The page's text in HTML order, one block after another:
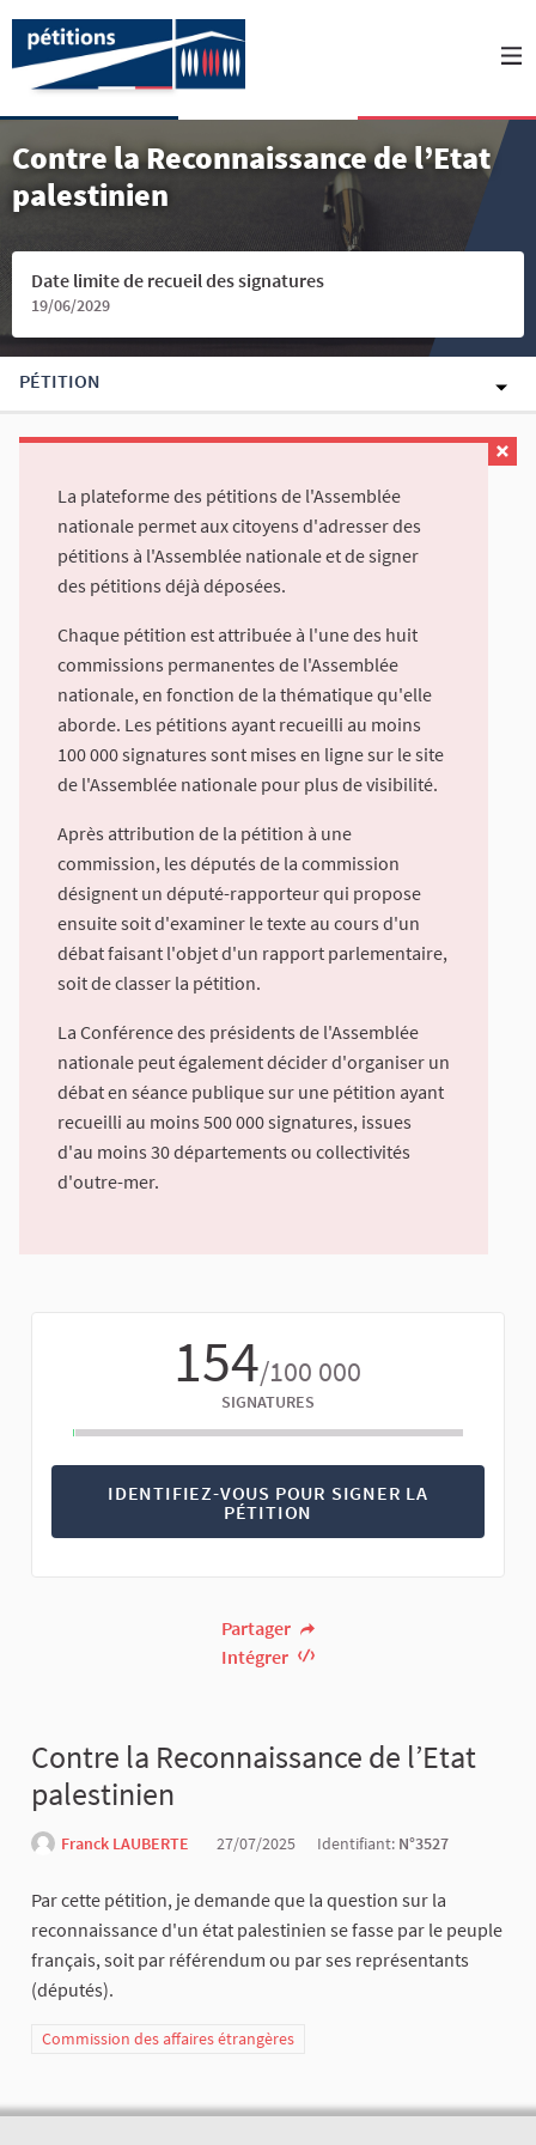
Contre la Reconnaissance de l’Etat
palestinien
Date limite de recueil des signatures
19/06/2029
PÉTITION
La plateforme des pétitions de l'Assemblée
nationale permet aux citoyens d'adresser des
pétitions à l'Assemblée nationale et de signer
des pétitions déjà déposées.
Chaque pétition est attribuée à l'une des huit
commissions permanentes de l'Assemblée
nationale, en fonction de la thématique qu'elle
aborde. Les pétitions ayant recueilli au moins
100 000 signatures sont mises en ligne sur le site
de l'Assemblée nationale pour plus de visibilité.
Après attribution de la pétition à une
commission, les députés de la commission
désignent un député-rapporteur qui propose
ensuite soit d'examiner le texte au cours d'un
débat faisant l'objet d'un rapport parlementaire,
soit de classer la pétition.
La Conférence des présidents de l'Assemblée
nationale peut également décider d'organiser un
débat en séance publique sur une pétition ayant
recueilli au moins 500 000 signatures, issues
d'au moins 30 départements ou collectivités
d'outre-mer.
154/100 000
SIGNATURES
IDENTIFIEZ-VOUS POUR SIGNER LA
PÉTITION
Partager
Intégrer
Contre la Reconnaissance de l’Etat
palestinien
Franck LAUBERTE 27/07/2025 Identifiant: N°3527
Par cette pétition, je demande que la question sur la
reconnaissance d'un état palestinien se fasse par le peuple
français, soit par référendum ou par ses représentants
(députés).
Commission des affaires étrangères